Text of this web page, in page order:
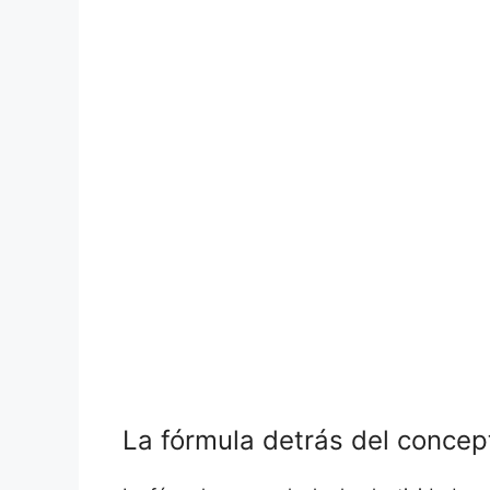
La fórmula detrás⁤ del